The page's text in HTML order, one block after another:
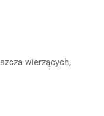
wierzących,